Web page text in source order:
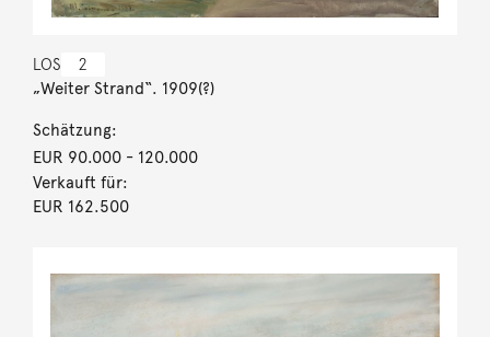
LOS 2
„Weiter Strand“. 1909(?)
Schätzung:
EUR 90.000- 120.000
Verkauft für:
EUR 162.500